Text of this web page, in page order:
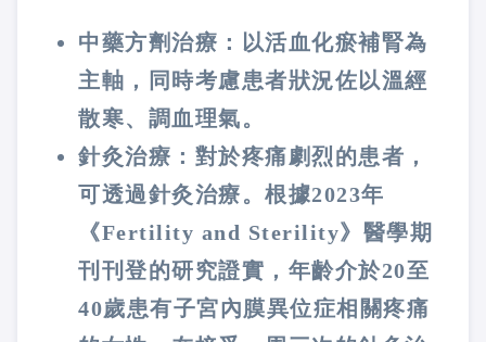
中藥方劑治療：以活血化瘀補腎為
主軸，同時考慮患者狀況佐以溫經
散寒、調血理氣。
針灸治療：對於疼痛劇烈的患者，
可透過針灸治療。根據2023年
《Fertility and Sterility》醫學期
刊刊登的研究證實，年齡介於20至
40歲患有子宮內膜異位症相關疼痛